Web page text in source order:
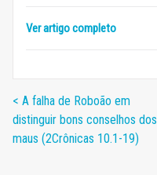
Ver artigo completo
< A falha de Roboão em
distinguir bons conselhos dos
maus (2Crônicas 10.1-19)